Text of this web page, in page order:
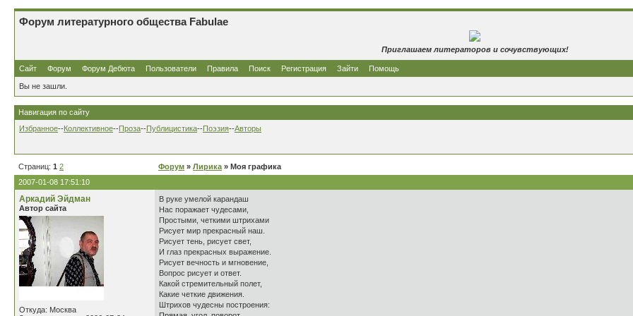
Форум литературного общества Fabulae
Приглашаем литераторов и сочувствующих!
Сайт Форум Форум Дебюта Пользователи Правила Поиск Регистрация Зайти Помощь
Вы не зашли.
Навигация по сайту
Избранное--Коллективное--Проза--Публицистика--Поэзия--Авторы
Страниц: 1 2 Форум » Лирика » Моя графика
2007-01-08 17:51:10
Аркадий Эйдман
Автор сайта
Откуда: Москва
В руке умелой карандаш
Нас поражает чудесами,
Простыми, четкими штрихами
Рисует мир прекрасный наш.
Рисует тень, рисует свет,
И глаз прекрасных выражение.
Рисует вечность и мгновение,
Вопрос рисует и ответ.
Какой стремительный полет,
Какие четкие движения.
Штрихов чудесны построения: